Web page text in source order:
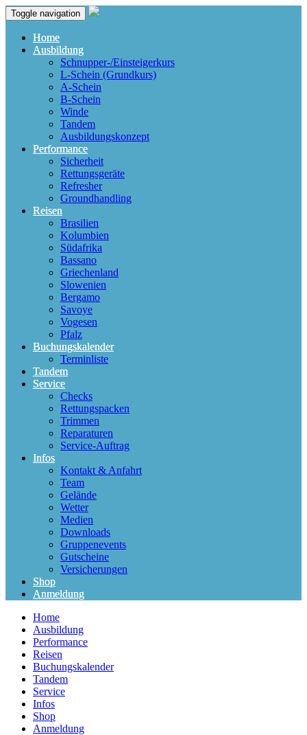
Toggle navigation
Home
Ausbildung
Schnupper-/Einsteigerkurs
L-Schein (Grundkurs)
A-Schein
B-Schein
Winde
Tandem
Ausbildungskonzept
Performance
Sicherheit
Rettungsgeräte
Refresher
Groundhandling
Reisen
Brasilien
Kolumbien
Südafrika
Bassano
Griechenland
Slowenien
Bergamo
Savoye
Vogesen
Pfalz
Buchungskalender
Terminliste
Tandem
Service
Checks
Rettungspacken
Trimmen
Reparaturen
Service-Auftrag
Infos
Kontakt & Anfahrt
Team
Gelände
Wetter
Medien
Downloads
Gruppenevents
Gutscheine
Versicherungen
Shop
Anmeldung
Home
Ausbildung
Performance
Reisen
Buchungskalender
Tandem
Service
Infos
Shop
Anmeldung